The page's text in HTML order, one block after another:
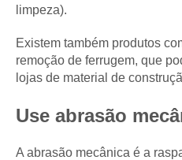
limpeza).
Existem também produtos
remoção de ferrugem, que
lojas de material de
Use abrasão
A abrasão mecânica é a